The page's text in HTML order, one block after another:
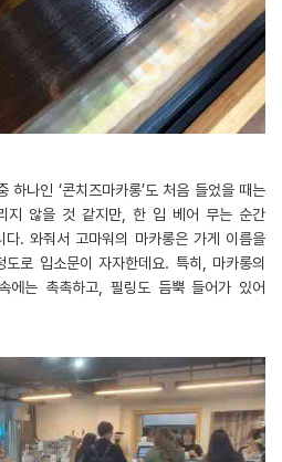
하나인 ‘콘치즈마카롱’도 처음 들었을 때는
지 않을 것 같지만, 한 입 베어 무는 순간
다. 와줘서 고마워의 마카롱은 가게 이름을
도로 입소문이 자자한데요. 특히, 마카롱의
에는 촉촉하고, 필링도 듬뿍 들어가 있어